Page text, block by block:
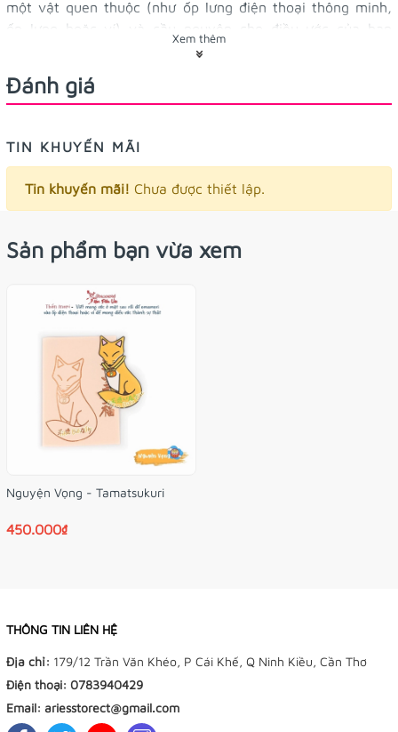
một vật quen thuộc (như ốp lưng điện thoại thông minh,
ốp lưng hoặc ví) và cầu nguyện cho điều ước của bạn
Chất liệu:
Xem thêm
Đánh giá
TIN KHUYẾN MÃI
Tin khuyến mãi! Chưa được thiết lập.
Sản phẩm bạn vừa xem
Nguyện Vọng - Tamatsukuri
450.000₫
THÔNG TIN LIÊN HỆ
Địa chỉ: 179/12 Trần Văn Khéo, P Cái Khế, Q Ninh Kiều, Cần Thơ
Điện thoại: 0783940429
Email: ariesstorect@gmail.com